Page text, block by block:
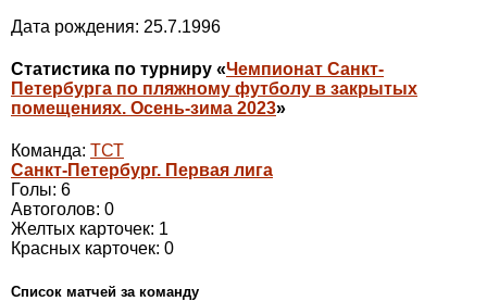
Дата рождения: 25.7.1996
Статистика по турниру «Чемпионат Санкт-
Петербурга по пляжному футболу в закрытых
помещениях. Осень-зима 2023»
Команда: ТСТ
Санкт-Петербург. Первая лига
Голы: 6
Автоголов: 0
Желтых карточек: 1
Красных карточек: 0
Cписок матчей за команду